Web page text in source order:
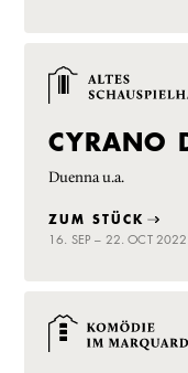
CYRANO
Duenna u.a.
ZUM STÜCK
16. SEP – 22. OCT 2022